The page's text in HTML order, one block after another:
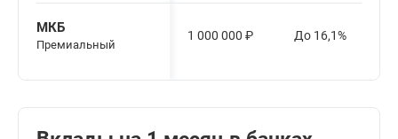
МКБ
Премиальный
1 000 000 ₽ До 16,1%